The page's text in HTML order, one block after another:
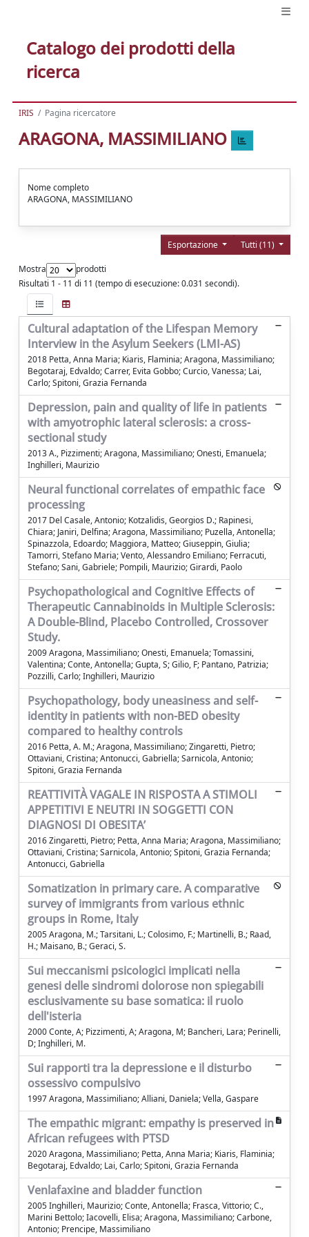
Catalogo dei prodotti della
ricerca
IRIS Pagina ricercatore
ARAGONA, MASSIMILIANO
Nome completo
ARAGONA, MASSIMILIANO
Tutti (11)
Esportazione
Mostra
prodotti
Risultati 1 - 11 di 11 (tempo di esecuzione: 0.031 secondi).
Cultural adaptation of the Lifespan Memory
Interview in the Asylum Seekers (LMI-AS)
2018 Petta, Anna Maria; Kiaris, Flaminia; Aragona, Massimiliano;
Begotaraj, Edvaldo; Carrer, Evita Gobbo; Curcio, Vanessa; Lai,
Carlo; Spitoni, Grazia Fernanda
Depression, pain and quality of life in patients
with amyotrophic lateral sclerosis: a cross-
sectional study
2013 A., Pizzimenti; Aragona, Massimiliano; Onesti, Emanuela;
Inghilleri, Maurizio
Neural functional correlates of empathic face
processing
2017 Del Casale, Antonio; Kotzalidis, Georgios D.; Rapinesi,
Chiara; Janiri, Delfina; Aragona, Massimiliano; Puzella, Antonella;
Spinazzola, Edoardo; Maggiora, Matteo; Giuseppin, Giulia;
Tamorri, Stefano Maria; Vento, Alessandro Emiliano; Ferracuti,
Stefano; Sani, Gabriele; Pompili, Maurizio; Girardi, Paolo
Psychopathological and Cognitive Effects of
Therapeutic Cannabinoids in Multiple Sclerosis:
A Double-Blind, Placebo Controlled, Crossover
Study.
2009 Aragona, Massimiliano; Onesti, Emanuela; Tomassini,
Valentina; Conte, Antonella; Gupta, S; Gilio, F; Pantano, Patrizia;
Pozzilli, Carlo; Inghilleri, Maurizio
Psychopathology, body uneasiness and self-
identity in patients with non-BED obesity
compared to healthy controls
2016 Petta, A. M.; Aragona, Massimiliano; Zingaretti, Pietro;
Ottaviani, Cristina; Antonucci, Gabriella; Sarnicola, Antonio;
Spitoni, Grazia Fernanda
REATTIVITÀ VAGALE IN RISPOSTA A STIMOLI
APPETITIVI E NEUTRI IN SOGGETTI CON
DIAGNOSI DI OBESITA’
2016 Zingaretti, Pietro; Petta, Anna Maria; Aragona, Massimiliano;
Ottaviani, Cristina; Sarnicola, Antonio; Spitoni, Grazia Fernanda;
Antonucci, Gabriella
Somatization in primary care. A comparative
survey of immigrants from various ethnic
groups in Rome, Italy
2005 Aragona, M.; Tarsitani, L.; Colosimo, F.; Martinelli, B.; Raad,
H.; Maisano, B.; Geraci, S.
Sui meccanismi psicologici implicati nella
genesi delle sindromi dolorose non spiegabili
esclusivamente su base somatica: il ruolo
dell'isteria
2000 Conte, A; Pizzimenti, A; Aragona, M; Bancheri, Lara; Perinelli,
D; Inghilleri, M.
Sui rapporti tra la depressione e il disturbo
ossessivo compulsivo
1997 Aragona, Massimiliano; Alliani, Daniela; Vella, Gaspare
The empathic migrant: empathy is preserved in
African refugees with PTSD
2020 Aragona, Massimiliano; Petta, Anna Maria; Kiaris, Flaminia;
Begotaraj, Edvaldo; Lai, Carlo; Spitoni, Grazia Fernanda
Venlafaxine and bladder function
2005 Inghilleri, Maurizio; Conte, Antonella; Frasca, Vittorio; C.,
Marini Bettolo; Iacovelli, Elisa; Aragona, Massimiliano; Carbone,
Antonio; Prencipe, Massimiliano